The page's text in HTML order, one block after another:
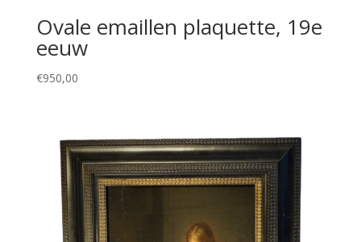
Ovale emaillen plaquette, 19e
eeuw
€950,00